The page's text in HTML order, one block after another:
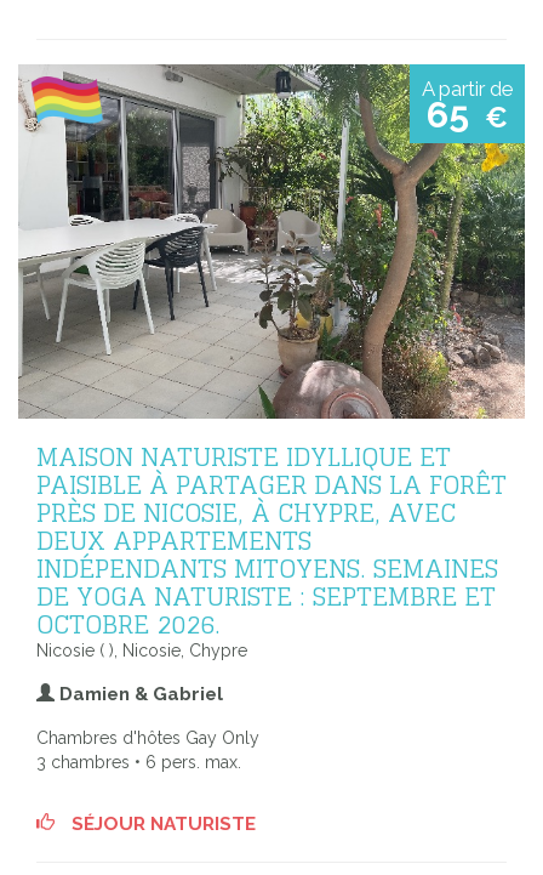
A partir de
65 €
MAISON NATURISTE IDYLLIQUE ET
PAISIBLE À PARTAGER DANS LA FORÊT
PRÈS DE NICOSIE, À CHYPRE, AVEC
DEUX APPARTEMENTS
INDÉPENDANTS MITOYENS. SEMAINES
DE YOGA NATURISTE : SEPTEMBRE ET
OCTOBRE 2026.
Nicosie ( ), Nicosie, Chypre
Damien & Gabriel
Chambres d'hôtes Gay Only
3 chambres • 6 pers. max.
SÉJOUR NATURISTE